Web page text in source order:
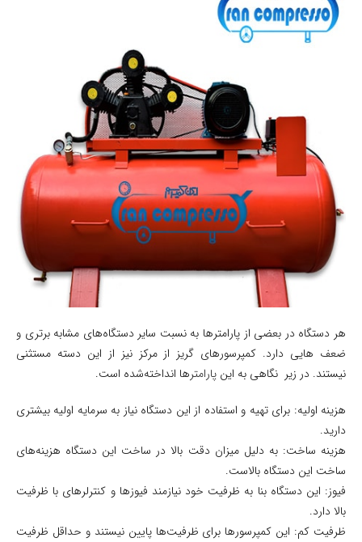
هر دستگاه در بعضی از پارامترها به نسبت سایر دستگاه‌های مشابه برتری و
ضعف‌ هایی دارد. کمپرسورهای گریز از مرکز نیز از این دسته مستثنی
نیستند. در زیر نگاهی به این پارامترها انداخته‌شده است.
هزینه اولیه: برای تهیه و استفاده از این دستگاه‌ نیاز به سرمایه اولیه بیشتری
دارید.
هزینه ساخت: به دلیل میزان دقت بالا در ساخت این دستگاه هزینه‌های
ساخت این دستگاه بالاست.
فیوز: این دستگاه بنا به ظرفیت خود نیازمند فیوزها و کنترلرهای با ظرفیت
بالا دارد.
ظرفیت کم: این کمپرسورها برای ظرفیت‌ها پایین نیستند و حداقل ظرفیت